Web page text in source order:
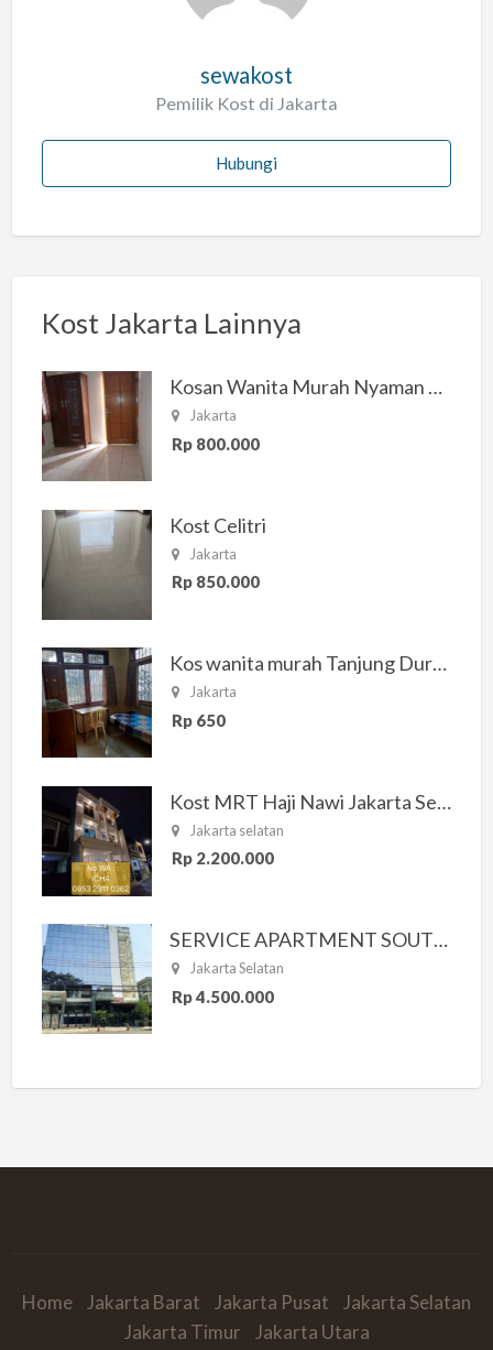
sewakost
Pemilik Kost di Jakarta
Hubungi
Kost Jakarta Lainnya
Kosan Wanita Murah Nyaman di Jakarta Selatan
Jakarta
Rp 800.000
Kost Celitri
Jakarta
Rp 850.000
Kos wanita murah Tanjung Duren Jakarta Barat
Jakarta
Rp 650
Kost MRT Haji Nawi Jakarta Selatan
Jakarta selatan
Rp 2.200.000
SERVICE APARTMENT SOUTH RESIDENCE
Jakarta Selatan
Rp 4.500.000
Home Jakarta Barat Jakarta Pusat
Jakarta Selatan
Jakarta Timur
Jakarta Utara